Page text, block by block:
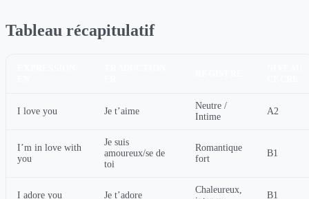
Tableau récapitulatif
I love you Je t’aime
Neutre /
Intime
A2
I’m in love with
you
Je suis
amoureux/se de
toi
Romantique
fort
B1
I adore you Je t’adore
Chaleureux,
B1